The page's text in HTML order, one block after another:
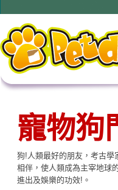
寵物狗
狗!人類最好的朋友，考古學
相伴，使人類成為主宰地球
進出及娛樂的功效!。